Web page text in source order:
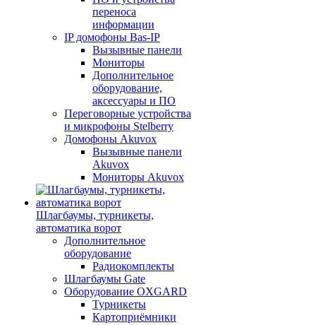
переноса
информации
IP домофоны Bas-IP
Вызывные панели
Мониторы
Дополнительное
оборудование,
аксессуары и ПО
Переговорные устройства
и микрофоны Stelberry
Домофоны Akuvox
Вызывные панели
Akuvox
Мониторы Akuvox
Шлагбаумы, турникеты,
автоматика ворот
Дополнительное
оборудование
Радиокомплекты
Шлагбаумы Gate
Оборудование OXGARD
Турникеты
Картоприёмники